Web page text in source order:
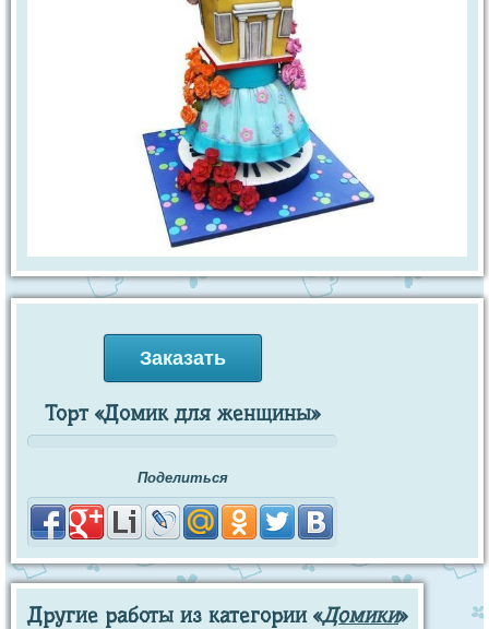
Заказать
Торт «Домик для женщины»
Поделиться
Другие работы из категории «Домики»